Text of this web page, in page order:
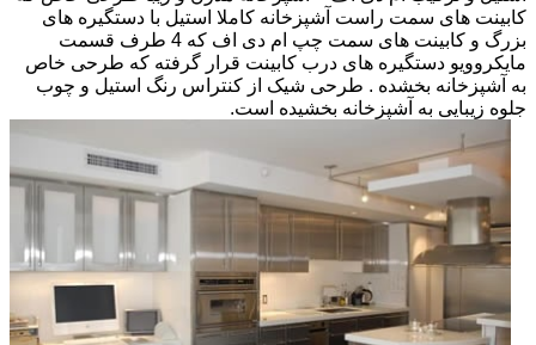
کابینت های سمت راست آشپزخانه کاملا استیل با دستگیره های
بزرگ و کابینت های سمت چپ ام دی اف که 4 طرف قسمت
مایکروویو دستگیره های درب کابینت قرار گرفته که طرحی خاص
به آشپزخانه بخشده . طرحی شیک از کنتراس رنگ استیل و چوب
جلوه زیبایی به آشپزخانه بخشیده است.